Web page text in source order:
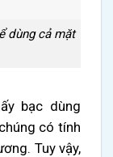
dùng cả mặt
bạc dùng
có tính
Tuy vậy,